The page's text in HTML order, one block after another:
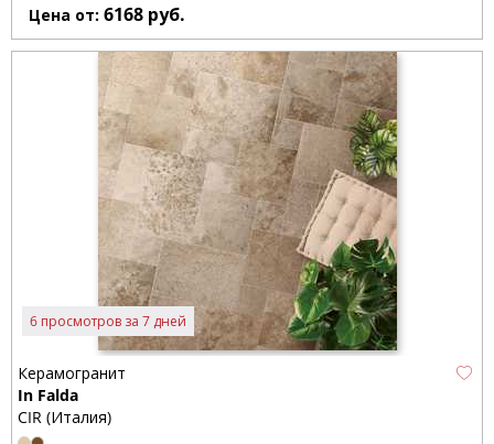
Цена от: 6168 руб.
6 просмотров за 7 дней
Керамогранит
In Falda
CIR (Италия)